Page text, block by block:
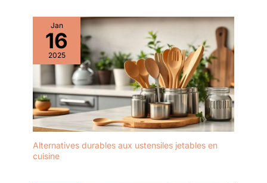
cuisson. Lot de
Couteaux de Cuisine
: comprend 1 couteau
de chef, 1 couteau
Santoku, 1 couteau
Nakiri, 1 couteau à
pain, 1 couteau à
découper, 1 couteau
d'office et 1 couteau
set de couteaux
Jan
16
2025
Alternatives durables aux ustensiles jetables en
cuisine